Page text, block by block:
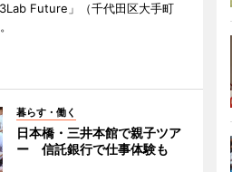
Future」（千代田区大手町
暮らす・働く
日本橋・三井本館で親子ツア
ー 信託銀行で仕事体験も